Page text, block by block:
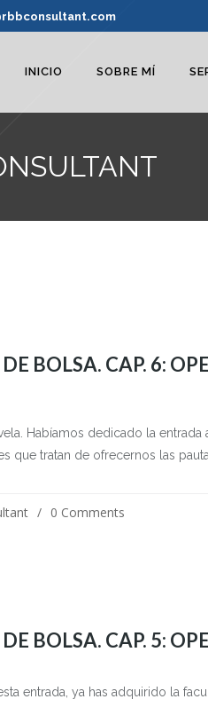
INICIO SOBRE MÍ
DE BOLSA. CAP. 6:
Habíamos dedicado la
que tratan de ofrecernos las
0 Comments
DE BOLSA. CAP. 5:
entrada, ya has adquirido la